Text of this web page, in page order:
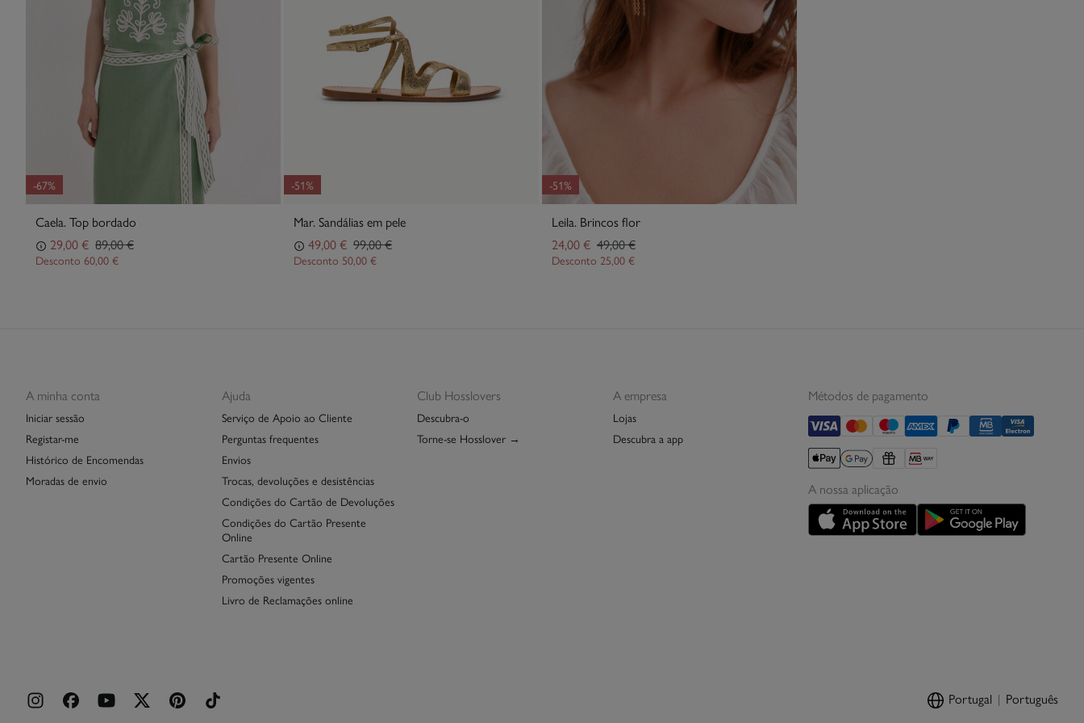
-67%
Caela. Top bordado
29,00 € 89,00 €
Desconto 60,00 €
-51%
Mar. Sandálias em pele
49,00 € 99,00 €
Desconto 50,00 €
-51%
Leila. Brincos flor
24,00 € 49,00 €
Desconto 25,00 €
A minha conta
Iniciar sessão
Registar-me
Histórico de Encomendas
Moradas de envio
Ajuda
Serviço de Apoio ao Cliente
Perguntas frequentes
Envios
Trocas, devoluções e desistências
Condições do Cartão de Devoluções
Condições do Cartão Presente
Online
Cartão Presente Online
Promoções vigentes
Livro de Reclamações online
Club Hosslovers
Descubra-o
Torne-se Hosslover →
A empresa
Lojas
Descubra a app
Métodos de pagamento
A nossa aplicação
Portugal Português